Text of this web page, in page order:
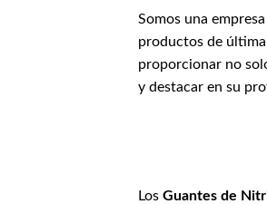
Somos una
productos de
proporcionar no
y destacar en su
Los Guantes de